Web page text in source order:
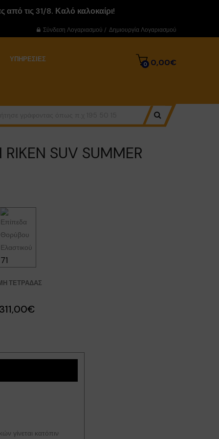
από τις 31/8. Καλό καλοκαίρι!
Σύνδεση Λογαριασμού / Δημιουργία Λογαριασμού
ΥΠΗΡΕΣΊΕΣ
0 0,00€
SUV SUMMER
71
ΤΕΤΡΆΔΑΣ
γίνεται κατόπιν